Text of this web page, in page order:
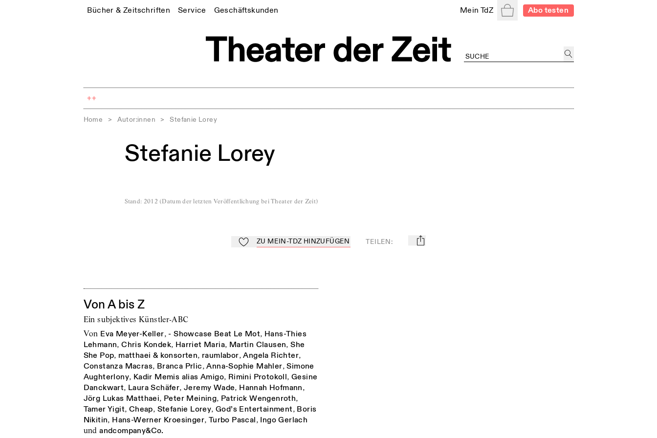
Bücher & Zeitschriften Service Geschäftskunden Mein TdZ WarenkorbAbo testen
++
Home > Autor:innen > Stefanie Lorey
Stefanie Lorey
Stand: 2012 (Datum der letzten Veröffentlichung bei Theater der Zeit)
Zu Mein-TdZ hinzufügen
ZU MEIN-TDZ HINZUFÜGEN TEILEN: mail
Von A bis Z
Ein subjektives Künstler-ABC
von Eva Meyer-Keller, - Showcase Beat Le Mot, Hans-Thies
Lehmann,Chris Kondek, Harriet Maria, Martin Clausen,She
She Pop, matthaei & konsorten, raumlabor,Angela Richter,
Constanza Macras, Branca Prlic,Anna-Sophie Mahler,Simone
Aughterlony, Kadir Memis alias Amigo, Rimini Protokoll, Gesine
Danckwart, Laura Schäfer, Jeremy Wade, Hannah Hofmann,
Jörg Lukas Matthaei, Peter Meining, Patrick Wengenroth,
Tamer Yigit, Cheap, Stefanie Lorey, God’s Entertainment, Boris
Nikitin, Hans-Werner Kroesinger, Turbo Pascal, Ingo Gerlach
und andcompany&Co.